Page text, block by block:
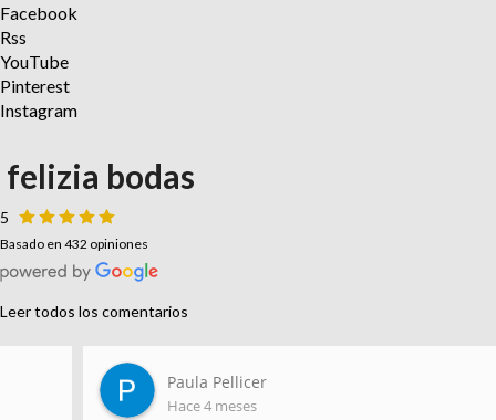
Facebook
Rss
YouTube
Pinterest
Instagram
felizia bodas
5
Basado en 432 opiniones
Leer todos los comentarios
Paula Pellicer
Hace 4 meses